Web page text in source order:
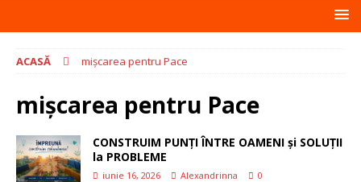
ACASĂ mișcarea pentru Pace
mișcarea pentru Pace
CONSTRUIM PUNȚI ÎNTRE OAMENI și SOLUȚII
la PROBLEME
iunie 16, 2026 Alexandrinna 0